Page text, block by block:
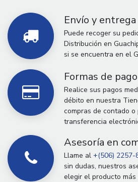
Envío y entrega
Puede recoger su
Distribución en
si se encuentra en el
Formas de pago
Realice sus pagos
débito en nuestra
compras de contado o
transferencia
Asesoría en
Llame al +(506) 2257-
sin dudas, nuestros
elegir el producto más